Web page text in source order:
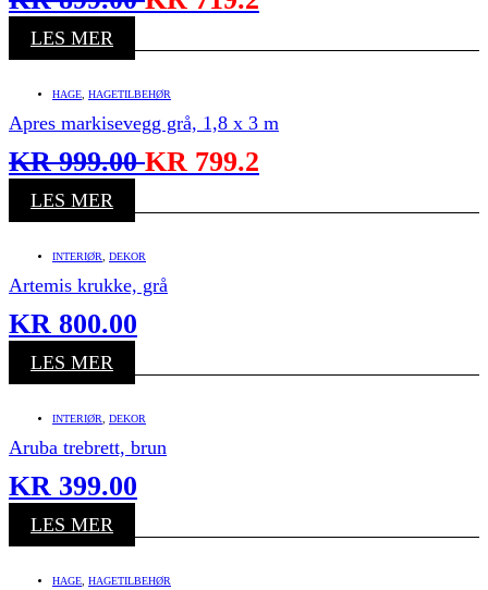
LES MER
HAGE HAGETILBEHØR
Apres markisevegg grå, 1,8 x 3 m
KR999.00KR 799.2
LES MER
INTERIØR DEKOR
Artemis krukke, grå
KR 800.00
LES MER
INTERIØR DEKOR
Aruba trebrett, brun
KR 399.00
LES MER
HAGE HAGETILBEHØR